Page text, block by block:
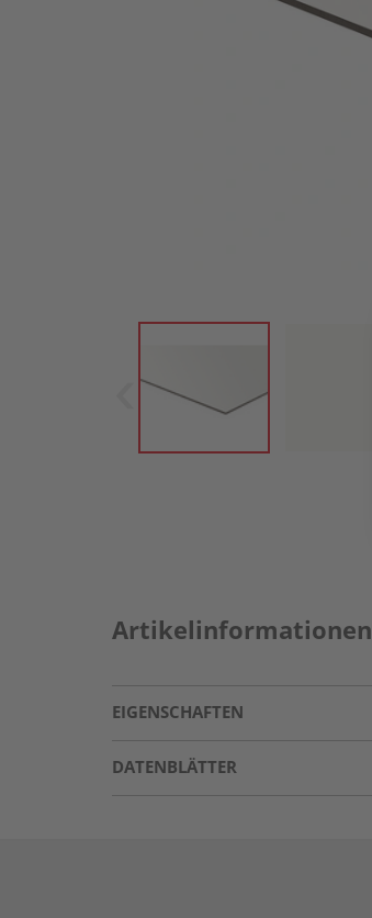
Artikelinformationen
EIGENSCHAFTEN
DATENBLÄTTER